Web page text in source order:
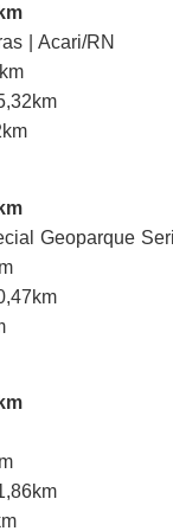
| Acari/RN
Geoparque